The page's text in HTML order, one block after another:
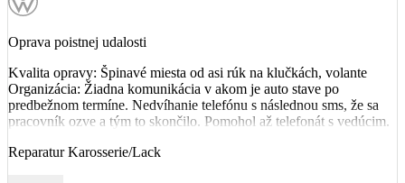
Oprava poistnej udalosti
Kvalita opravy: Špinavé miesta od asi rúk na klučkách, volante
Organizácia: Žiadna komunikácia v akom je auto stave po
predbežnom termíne. Nedvíhanie telefónu s následnou sms, že sa
pracovník ozve a tým to skončilo. Pomohol až telefonát s vedúcim.
Reparatur Karosserie/Lack